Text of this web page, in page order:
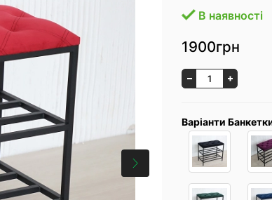
В наявності
1900грн
Варіанти